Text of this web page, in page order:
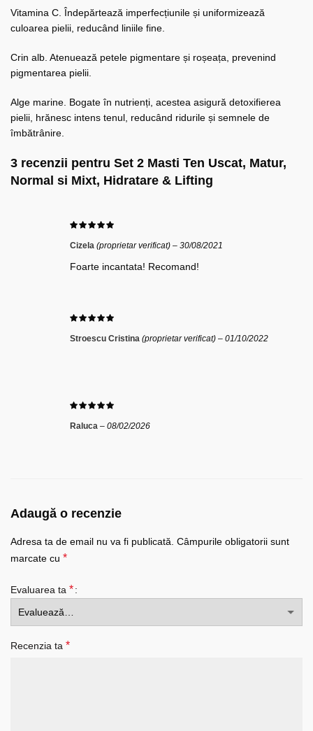
Vitamina C. Îndepărtează imperfecțiunile și uniformizează
culoarea pielii, reducând liniile fine.
Crin alb. Atenuează petele pigmentare și roșeața, prevenind
pigmentarea pielii.
Alge marine. Bogate în nutrienți, acestea asigură detoxifierea
pielii, hrănesc intens tenul, reducând ridurile și semnele de
îmbătrânire.
3 recenzii pentru Set 2 Masti Ten Uscat, Matur,
Normal si Mixt, Hidratare & Lifting
Cizela (proprietar verificat) – 30/08/2021
Foarte incantata! Recomand!
Stroescu Cristina (proprietar verificat) – 01/10/2022
Raluca – 08/02/2026
Adaugă o recenzie
Adresa ta de email nu va fi publicată. Câmpurile obligatorii sunt
marcate cu *
Evaluarea ta *
Recenzia ta *